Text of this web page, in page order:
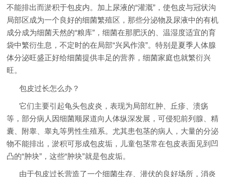
不能排出而淤积于包皮内。加上尿液的“灌溉”，使包皮与冠状沟
局部区成为一个良好的细菌繁殖区，那些分泌物及尿液中的有机
成分成为细菌天然的“粮库”，细菌在那肥沃的、温湿度适宜的育
袋中繁衍生息，不定时的在局部“兴风作浪”。特别是夏季人体腺
体分泌旺盛正好给细菌提供丰足的营养，细菌家庭也就繁衍兴
旺。
包皮过长怎么办？
它们主要引起龟头包皮炎，表现为局部红肿、丘疹、溃疡
等，部分病人因细菌顺尿道向人体纵深发展，可侵犯前列腺、精
囊、附睾、睾丸等男性生殖系。尤其患包茎的病人，大量的分泌
物不能排出，淤积可形成包皮垢，儿童包茎常在包皮表面见到凹
凸的“肿块”，这些“肿块”就是包皮垢。
由于包皮过长营造了一个细菌生存、潜伏的良好场所，消炎